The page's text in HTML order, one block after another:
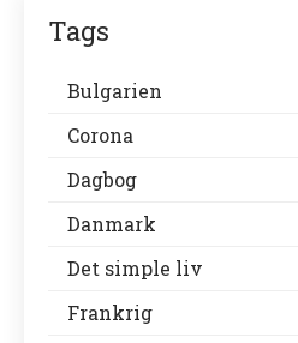
Tags
Bulgarien
Corona
Dagbog
Danmark
Det simple liv
Frankrig